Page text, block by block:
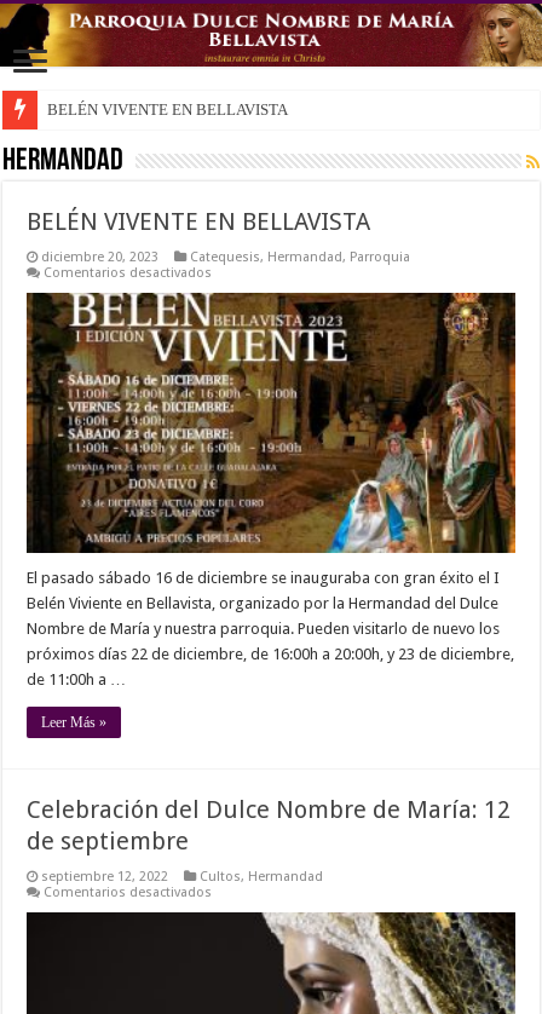
BELÉN VIVENTE EN BELLAVISTA
Exposición Mayor del Santísimo Sacramento y Rezo de Vísperas
Hermandad
BELÉN VIVENTE EN BELLAVISTA
diciembre 20, 2023 Catequesis, Hermandad, Parroquia
Comentarios desactivados
VIVENTE
EN
BELLAVISTA
El pasado sábado 16 de diciembre se inauguraba con gran éxito el I
Belén Viviente en Bellavista, organizado por la Hermandad del Dulce
Nombre de María y nuestra parroquia. Pueden visitarlo de nuevo los
próximos días 22 de diciembre, de 16:00h a 20:00h, y 23 de diciembre,
de 11:00h a …
Leer Más »
Celebración del Dulce Nombre de María: 12
de septiembre
septiembre 12, 2022 Cultos, Hermandad
Comentarios desactivados